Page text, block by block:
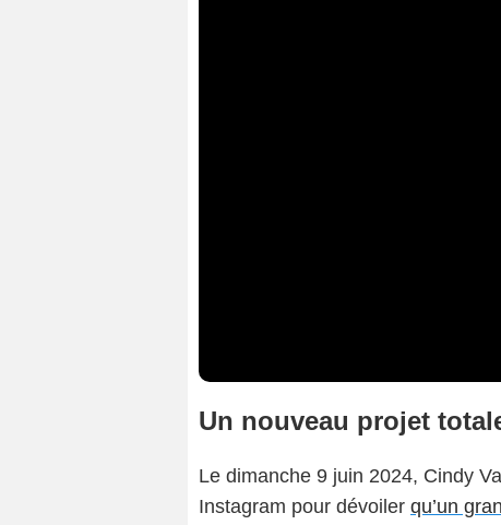
Un nouveau projet
Le dimanche 9 juin 2024, Cindy
Instagram pour dévoiler qu’un